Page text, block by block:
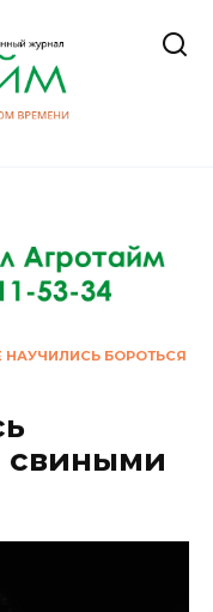
НАУЧИЛИСЬ БОРОТЬСЯ
свиными